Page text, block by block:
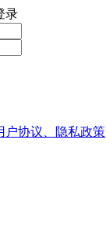
录
户协议、隐私政策